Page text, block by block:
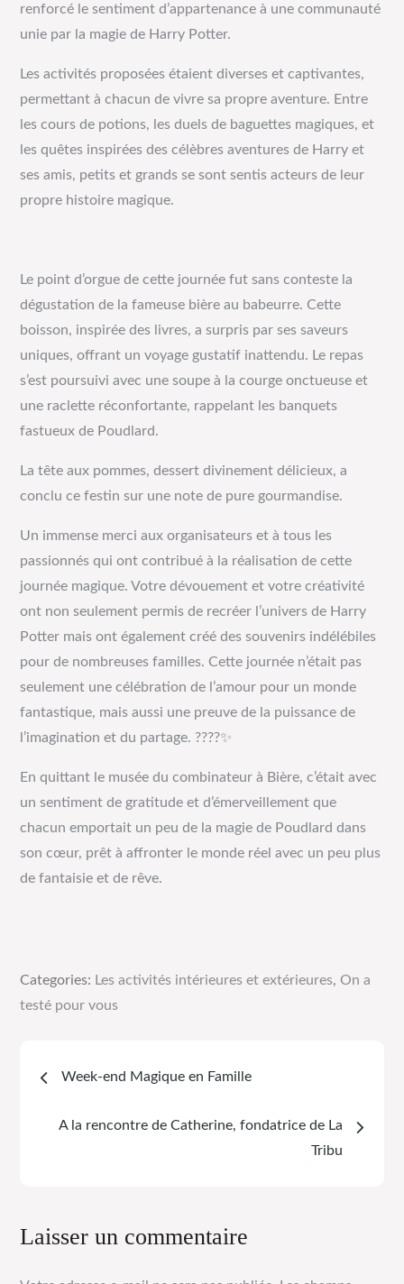
renforcé le sentiment d’appartenance à une communauté
unie par la magie de Harry Potter.
Les activités proposées étaient diverses et captivantes,
permettant à chacun de vivre sa propre aventure. Entre
les cours de potions, les duels de baguettes magiques, et
les quêtes inspirées des célèbres aventures de Harry et
ses amis, petits et grands se sont sentis acteurs de leur
propre histoire magique.
Le point d’orgue de cette journée fut sans conteste la
dégustation de la fameuse bière au babeurre. Cette
boisson, inspirée des livres, a surpris par ses saveurs
uniques, offrant un voyage gustatif inattendu. Le repas
s’est poursuivi avec une soupe à la courge onctueuse et
une raclette réconfortante, rappelant les banquets
fastueux de Poudlard.
La tête aux pommes, dessert divinement délicieux, a
conclu ce festin sur une note de pure gourmandise.
Un immense merci aux organisateurs et à tous les
passionnés qui ont contribué à la réalisation de cette
journée magique. Votre dévouement et votre créativité
ont non seulement permis de recréer l’univers de Harry
Potter mais ont également créé des souvenirs indélébiles
pour de nombreuses familles. Cette journée n’était pas
seulement une célébration de l’amour pour un monde
fantastique, mais aussi une preuve de la puissance de
l’imagination et du partage. ????✨
En quittant le musée du combinateur à Bière, c’était avec
un sentiment de gratitude et d’émerveillement que
chacun emportait un peu de la magie de Poudlard dans
son cœur, prêt à affronter le monde réel avec un peu plus
de fantaisie et de rêve.
Categories: Les activités intérieures et extérieures,On a
testé pour vous
Week-end Magique en Famille
A la rencontre de Catherine, fondatrice de La
Tribu
Laisser un commentaire